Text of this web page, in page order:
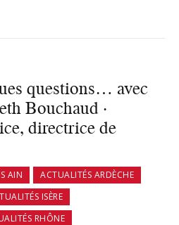
questions… avec
Bouchaud ·
directrice de
AIN
ACTUALITÉS ARDÈCHE
ISÈRE
RHÔNE